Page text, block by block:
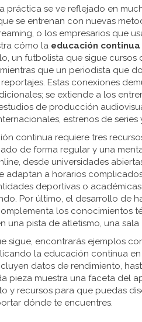
práctica se ve reflejado en
se entrenan con nuevas
o los empresarios que
cómo la educación continua
un futbolista que sigue
que un periodista que
Estas conexiones
se extiende a los
de producción
estrenos de
continua requiere tres
de forma regular y una
desde universidades
adaptan a horarios
deportivas o
Por último, el desarrollo de
los conocimientos
una pista de atletismo, una
sigue, encontrarás ejemplos
la educación continua
datos de rendimiento,
pieza muestra una faceta del
y recursos para que puedas
dónde te encuentres.